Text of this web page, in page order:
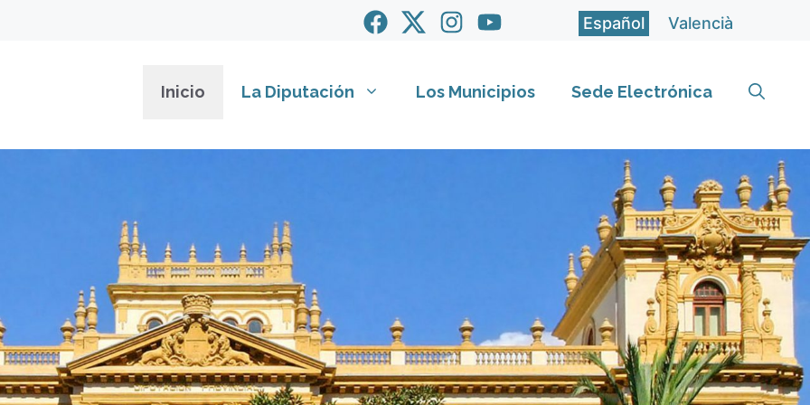
Español Valencià
Inicio La Diputación Los Municipios Sede Electrónica